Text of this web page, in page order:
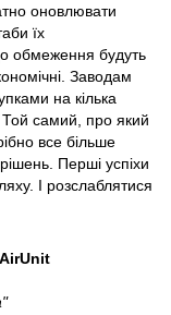
оновлювати
їх
обмеження будуть
Заводам
на кілька
самий, про який
все більше
Перші успіхи
І розслаблятися